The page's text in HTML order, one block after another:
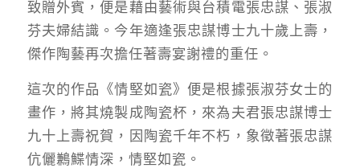
致贈外賓，便是藉由藝術與台積電張忠謀、張淑
芬夫婦結識。今年適逢張忠謀博士九十歲上壽，
傑作陶藝再次擔任著壽宴謝禮的重任。
這次的作品《情堅如瓷》便是根據張淑芬女士的
畫作，將其燒製成陶瓷杯，來為夫君張忠謀博士
九十上壽祝賀，因陶瓷千年不朽，象徵著張忠謀
伉儷鶼鰈情深，情堅如瓷。